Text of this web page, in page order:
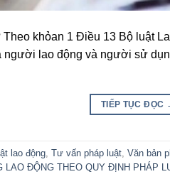
khỏan 1 Điều 13 Bộ luật
lao động và người sử
TIẾP TỤC ĐỌC
lao động Tư vấn pháp luật Văn bản
ĐỘNG THEO QUY ĐỊNH PHÁP